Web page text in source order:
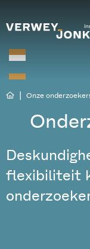
Onze
flexibiliteit